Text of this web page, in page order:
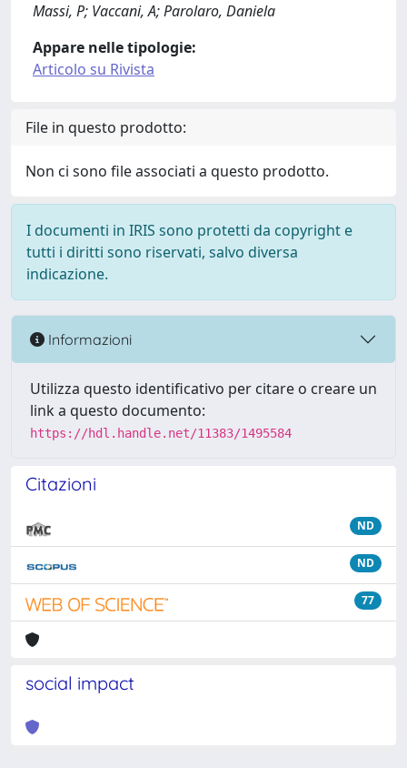
Massi, P; Vaccani, A; Parolaro, Daniela
Appare nelle tipologie:
Articolo su Rivista
File in questo prodotto:
Non ci sono file associati a questo prodotto.
I documenti in IRIS sono protetti da copyright e
tutti i diritti sono riservati, salvo diversa
indicazione.
Informazioni
Utilizza questo identificativo per citare o creare un
link a questo documento:
https://hdl.handle.net/11383/1495584
Citazioni
ND
ND
77
social impact